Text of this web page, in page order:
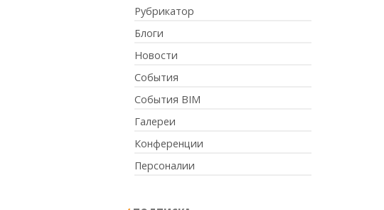
Рубрикатор
Блоги
Новости
События
События BIM
Галереи
Конференции
Персоналии